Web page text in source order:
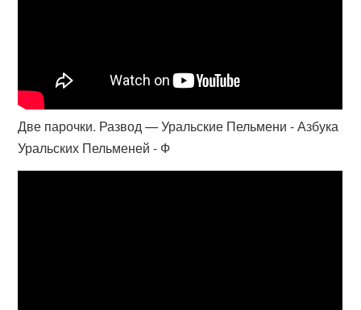
Две парочки. Развод — Уральские Пельмени - Азбука
Уральских Пельменей - Ф